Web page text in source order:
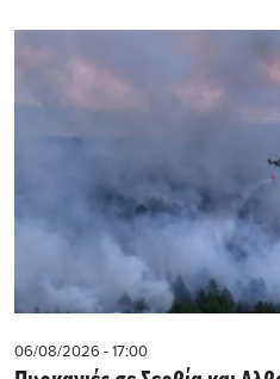
06/08/2026 - 17:00